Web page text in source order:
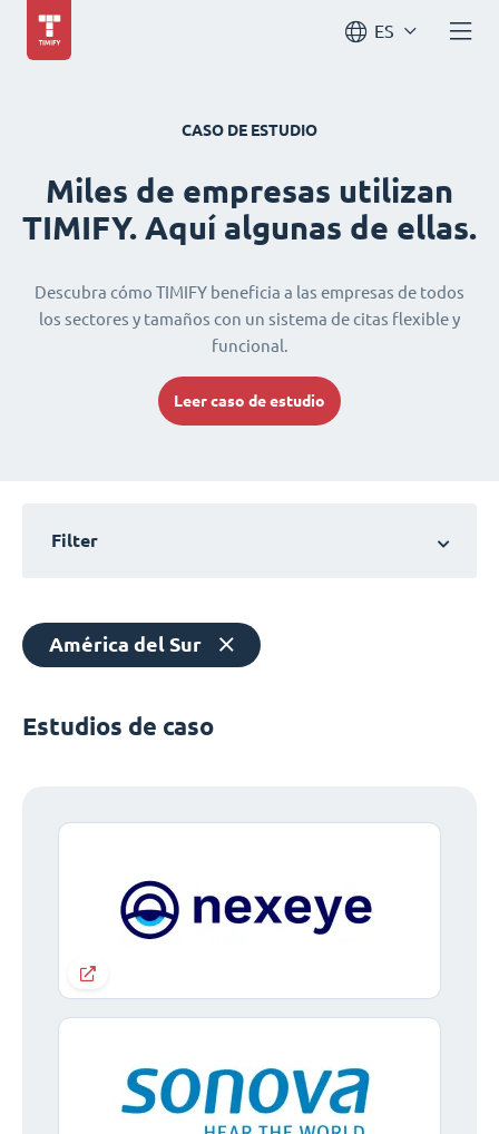
ES
CASO DE ESTUDIO
Miles de empresas utilizan
TIMIFY. Aquí algunas de ellas.
Descubra cómo TIMIFY beneficia a las empresas de todos
los sectores y tamaños con un sistema de citas flexible y
funcional.
Leer caso de estudio
Filter
América del Sur
Estudios de caso